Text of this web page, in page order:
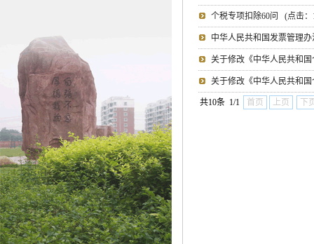
个税专项扣除60问 (点击：
中华人民共和国发票管理
关于修改《中华人民共和
关于修改《中华人民共和
共10条 1/1 首页 上页 下